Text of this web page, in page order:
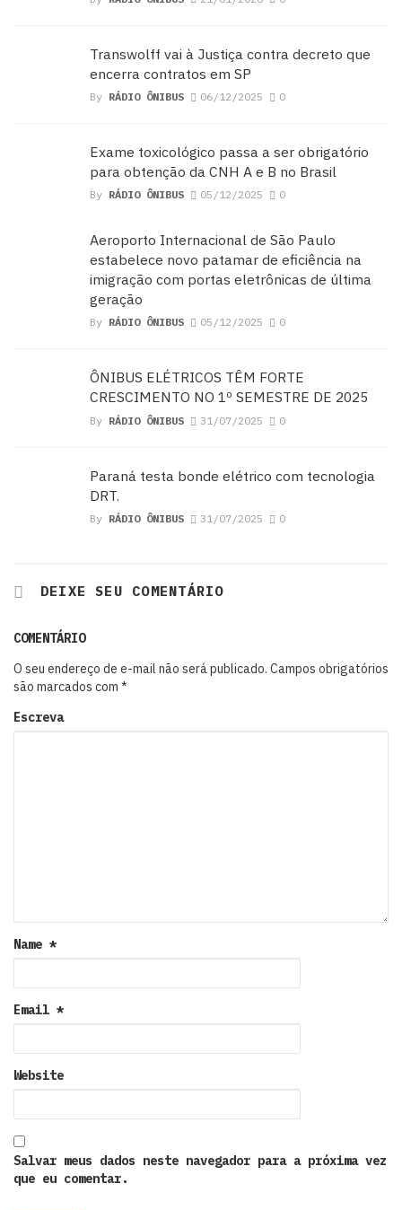
Transwolff vai à Justiça contra decreto que
encerra contratos em SP
By RÁDIO ÔNIBUS 06/12/2025 0
Exame toxicológico passa a ser obrigatório
para obtenção da CNH A e B no Brasil
By RÁDIO ÔNIBUS 05/12/2025 0
Aeroporto Internacional de São Paulo
estabelece novo patamar de eficiência na
imigração com portas eletrônicas de última
geração
By RÁDIO ÔNIBUS 05/12/2025 0
ÔNIBUS ELÉTRICOS TÊM FORTE
CRESCIMENTO NO 1º SEMESTRE DE 2025
By RÁDIO ÔNIBUS 31/07/2025 0
Paraná testa bonde elétrico com tecnologia
DRT.
By RÁDIO ÔNIBUS 31/07/2025 0
DEIXE SEU COMENTÁRIO
COMENTÁRIO
O seu endereço de e-mail não será publicado. Campos obrigatórios
são marcados com *
Escreva
Name *
Email *
Website
Salvar meus dados neste navegador para a próxima vez
que eu comentar.